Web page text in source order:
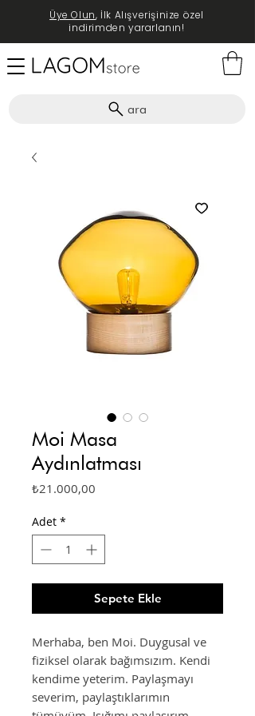
ara
Üye Olun, İlk Alışverişinize özel
indirimden yararlanın!
Moi Masa
Aydınlatması
₺21.000,00
Adet *
Sepete Ekle
Merhaba, ben Moi. Duygusal ve
fiziksel olarak bağımsızım. Kendi
kendime yeterim. Paylaşmayı
severim, paylaştıklarımın